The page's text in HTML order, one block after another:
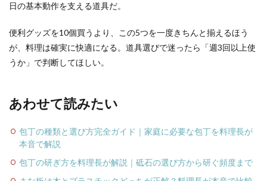
日の基本動作を支える道具だ。
便利グッズを10個買うより、この5つを一度きちんと揃えるほう
が、料理は確実に快適になる。道具選びで迷ったら「週3回以上使
うか」で判断してほしい。
あわせて読みたい
包丁の種類と選び方完全ガイド｜家庭に必要な包丁を料理長が
本音で解説
包丁の研ぎ方を料理長が解説｜砥石の選び方から研ぐ頻度まで